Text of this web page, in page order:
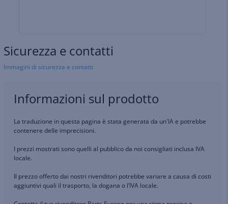
Sicurezza e contatti
Immagini di sicurezza e contatti
Informazioni sul prodotto
La traduzione in questa pagina è stata generata da un'IA e potrebbe
contenere delle imprecisioni.
I prezzi mostrati sono quelli al pubblico da noi consigliati inclusa IVA
locale.
Il prezzo offerto dai nostri rivenditori potrebbe variare a causa di costi
aggiuntivi quali il trasporto, la dogana o l’IVA locale.